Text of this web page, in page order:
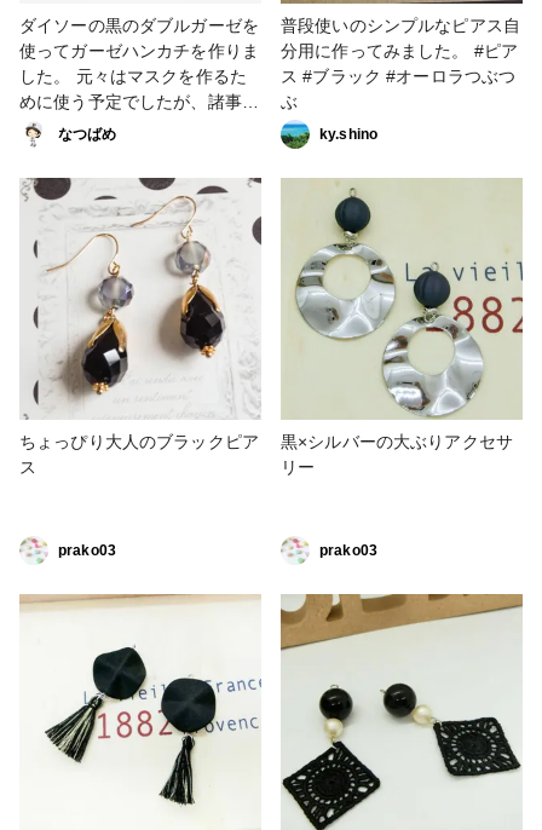
ダイソーの黒のダブルガーゼを
使ってガーゼハンカチを作りま
した。 元々はマスクを作るた
めに使う予定でしたが、諸事情
などもありなかなかこの生地を
使う機会がありませんでした。
今回、ガーゼハンカチを作った
ことでやっと消費できました
(*^^*) 上の3枚は21cm四方の大
きさ、下の1枚は20cm四方の大
きさとなっております。 #小
物・雑貨 #ガーゼハンカチ #ハ
ンカチ #ダイソー #ダブルガー
ゼ #黒 #ブラック
なつばめ
普段使いのシンプルなピアス自
分用に作ってみました。 #ピア
ス #ブラック #オーロラつぶつ
ぶ
ky.shino
ちょっぴり大人のブラックピア
ス
prako03
黒×シルバーの大ぶりアクセサ
リー
prako03